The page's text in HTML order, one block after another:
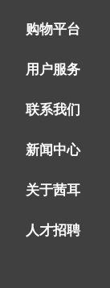
SIAL茜耳
购物平台
用户服务
联系我们
新闻中心
关于茜耳
人才招聘